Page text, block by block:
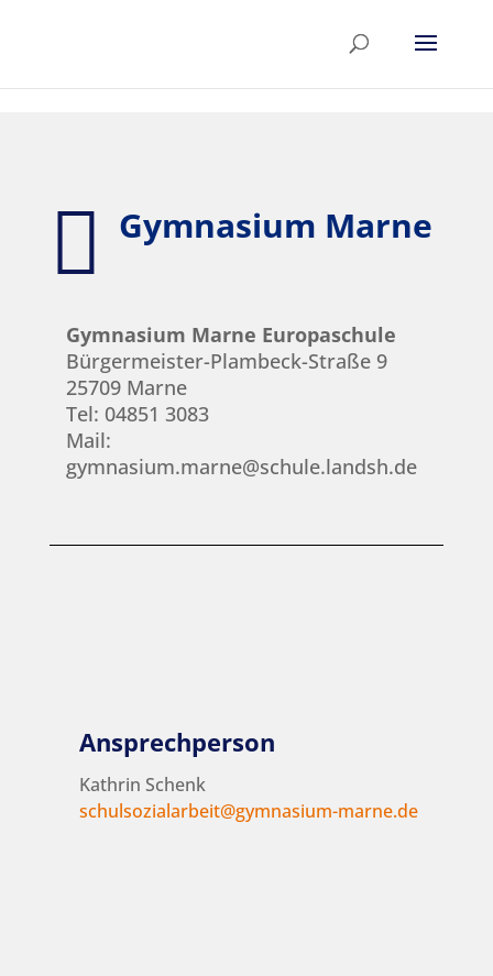
 Gymnasium Marne
Gymnasium Marne Europaschule
Bürgermeister-Plambeck-Straße 9
25709 Marne
Tel: 04851 3083
Mail:
gymnasium.marne@schule.landsh.de
Ansprechperson
Kathrin Schenk
schulsozialarbeit@gymnasium-marne.de